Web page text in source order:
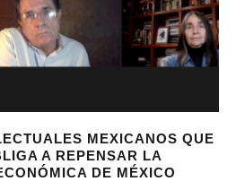
MEXICANOS QUE
A REPENSAR LA
DE MÉXICO